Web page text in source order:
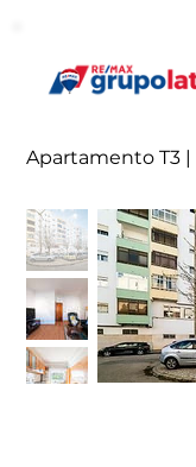
Apartamento T3 |